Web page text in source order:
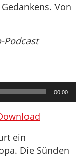
Von
Podcast
00:00
ein
Die Sünden